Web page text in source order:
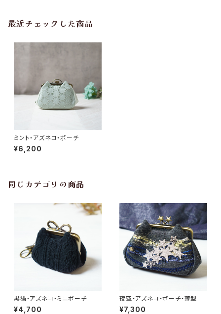
最近チェックした商品
ミント・アズネコ・ポーチ
¥6,200
同じカテゴリの商品
黒猫・アズネコ・ミニポーチ
¥4,700
夜空・アズネコ・ポーチ・薄型
¥7,300